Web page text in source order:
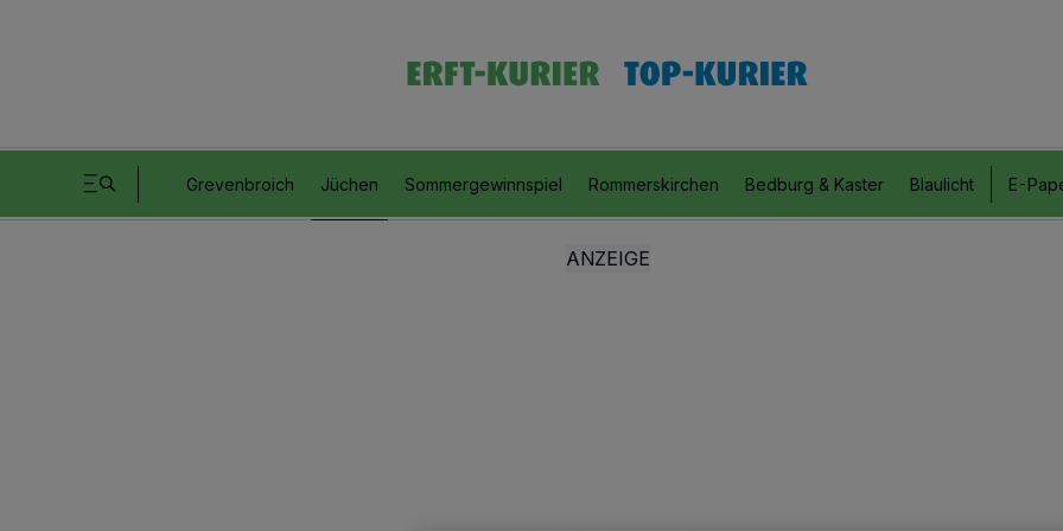
Grevenbroich Jüchen Sommergewinnspiel Rommerskirchen Bedburg & Kaster Blaulicht E-